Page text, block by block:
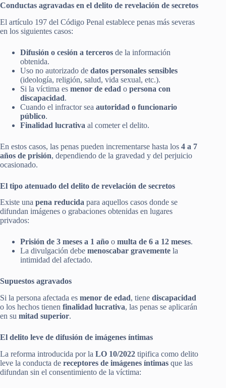
Conductas agravadas en el delito de revelación de secretos
El artículo 197 del Código Penal establece penas más severas
en los siguientes casos:
Difusión o cesión a terceros de la información
obtenida.
Uso no autorizado de datos personales sensibles
(ideología, religión, salud, vida sexual, etc.).
Si la víctima es menor de edad o persona con
discapacidad.
Cuando el infractor sea autoridad o funcionario
público.
Finalidad lucrativa al cometer el delito.
En estos casos, las penas pueden incrementarse hasta los 4 a 7
años de prisión, dependiendo de la gravedad y del perjuicio
ocasionado.
El tipo atenuado del delito de revelación de secretos
Existe una pena reducida para aquellos casos donde se
difundan imágenes o grabaciones obtenidas en lugares
privados:
Prisión de 3 meses a 1 año o multa de 6 a 12 meses.
La divulgación debe menoscabar gravemente la
intimidad del afectado.
Supuestos agravados
Si la persona afectada es menor de edad, tiene discapacidad
o los hechos tienen finalidad lucrativa, las penas se aplicarán
en su mitad superior.
El delito leve de difusión de imágenes íntimas
La reforma introducida por la LO 10/2022 tipifica como delito
leve la conducta de receptores de imágenes íntimas que las
difundan sin el consentimiento de la víctima: